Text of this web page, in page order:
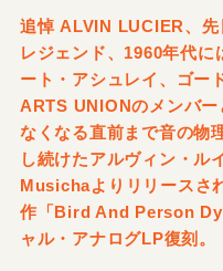
追悼 ALVIN LUCIER、先
レジェンド、1960年代
ート・アシュレイ、ゴー
ARTS UNIONのメンバー
なくなる直前まで音の物
し続けたアルヴィン・
Musichaよりリリースさ
作「Bird And Person
ャル・アナログLP復刻。